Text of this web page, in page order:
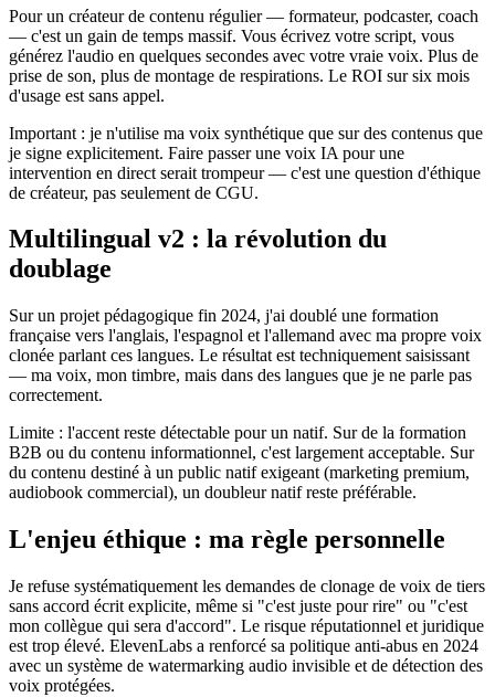
Pour un créateur de contenu régulier — formateur, podcaster, coach
— c'est un gain de temps massif. Vous écrivez votre script, vous
générez l'audio en quelques secondes avec votre vraie voix. Plus de
prise de son, plus de montage de respirations. Le ROI sur six mois
d'usage est sans appel.
Important : je n'utilise ma voix synthétique que sur des contenus que
je signe explicitement. Faire passer une voix IA pour une
intervention en direct serait trompeur — c'est une question d'éthique
de créateur, pas seulement de CGU.
Multilingual v2 : la révolution du
doublage
Sur un projet pédagogique fin 2024, j'ai doublé une formation
française vers l'anglais, l'espagnol et l'allemand avec ma propre voix
clonée parlant ces langues. Le résultat est techniquement saisissant
— ma voix, mon timbre, mais dans des langues que je ne parle pas
correctement.
Limite : l'accent reste détectable pour un natif. Sur de la formation
B2B ou du contenu informationnel, c'est largement acceptable. Sur
du contenu destiné à un public natif exigeant (marketing premium,
audiobook commercial), un doubleur natif reste préférable.
L'enjeu éthique : ma règle personnelle
Je refuse systématiquement les demandes de clonage de voix de tiers
sans accord écrit explicite, même si "c'est juste pour rire" ou "c'est
mon collègue qui sera d'accord". Le risque réputationnel et juridique
est trop élevé. ElevenLabs a renforcé sa politique anti-abus en 2024
avec un système de watermarking audio invisible et de détection des
voix protégées.